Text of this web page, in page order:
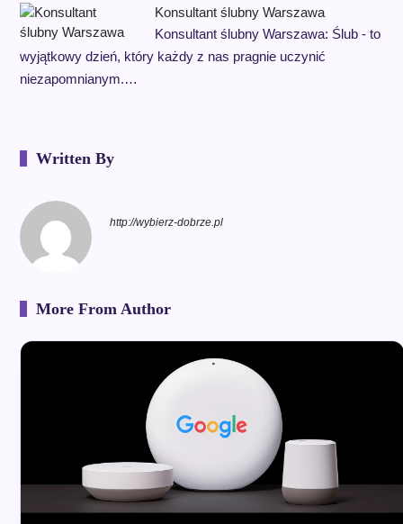
Konsultant ślubny Warszawa
Konsultant ślubny Warszawa: Ślub - to
wyjątkowy dzień, który każdy z nas pragnie uczynić
niezapomnianym.…
Written By
http://wybierz-dobrze.pl
More From Author